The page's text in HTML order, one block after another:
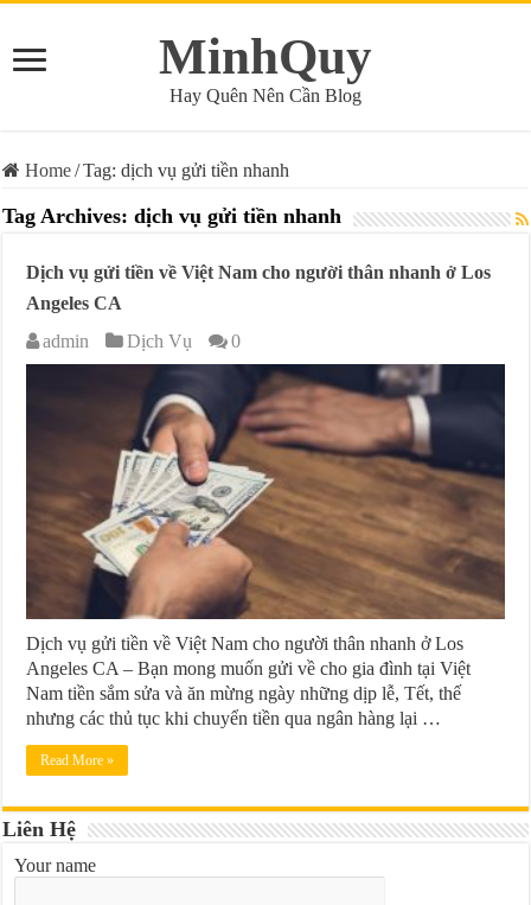
MinhQuy
Hay Quên Nên Cần Blog
Home/Tag:dịch vụ gửi tiền nhanh
Tag Archives:dịch vụ gửi tiền nhanh
Dịch vụ gửi tiền về Việt Nam cho người thân nhanh ở Los
Angeles CA
admin
Dịch Vụ 0
Dịch vụ gửi tiền về Việt Nam cho người thân nhanh ở Los
Angeles CA – Bạn mong muốn gửi về cho gia đình tại Việt
Nam tiền sắm sửa và ăn mừng ngày những dịp lễ, Tết, thế
nhưng các thủ tục khi chuyển tiền qua ngân hàng lại …
Read More »
Liên Hệ
Your name